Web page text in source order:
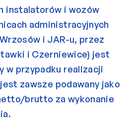
instalatorów i wozów
administracyjnych
i JAR-u, przez
i Czerniewice) jest
w przypadku realizacji
zawsze podawany jako
brutto za wykonanie